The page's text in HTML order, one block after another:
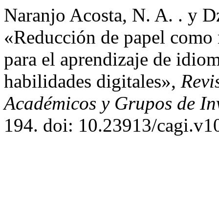
Naranjo Acosta, N. A. . y
«Reducción de papel
para el aprendizaje de
habilidades digitales»,
Académicos y Grupos de
194. doi: 10.23913/